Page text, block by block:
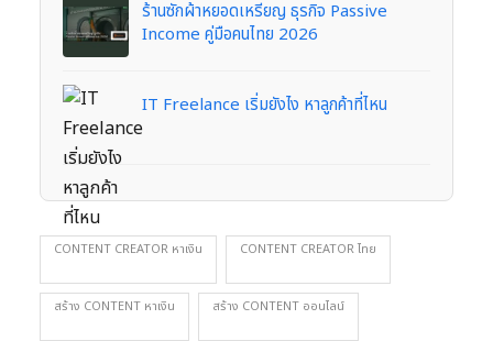
ร้านซักผ้าหยอดเหรียญ ธุรกิจ Passive
Income คู่มือคนไทย 2026
IT Freelance เริ่มยังไง หาลูกค้าที่ไหน
CONTENT CREATOR หาเงิน CONTENT CREATOR ไทย
สร้าง CONTENT หาเงิน สร้าง CONTENT ออนไลน์